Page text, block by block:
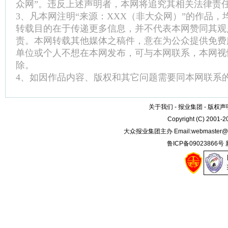
众网”。违反上述声明者，本网将追究其相关法律责
3、凡本网注明“来源：XXX（非大众网）”的作品，
转载目的在于传递更多信息，并不代表本网赞同其
责。本网转载其他媒体之稿件，意在为公众提供免
单位或个人不想在本网发布，可与本网联系，本网
除。
4、如因作品内容、版权和其它问题需要同本网联系
关于我们 - 报业集团 - 版权声
Copyright (C) 2001-
大众报业集团主办 Email:
鲁ICP备09023866号